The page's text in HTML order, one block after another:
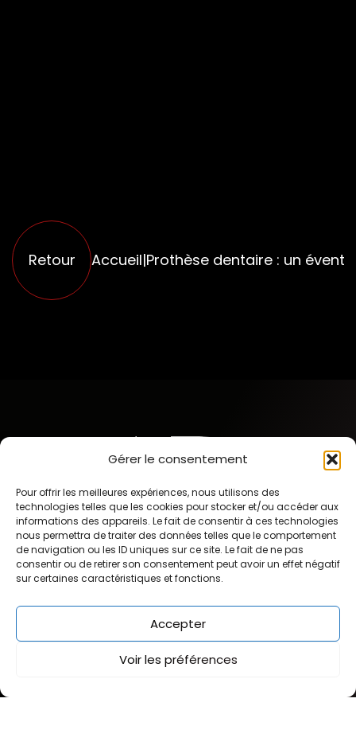
Gérer le consentement
Pour offrir les meilleures expériences, nous utilisons des
technologies telles que les cookies pour stocker et/ou accéder aux
informations des appareils. Le fait de consentir à ces technologies
nous permettra de traiter des données telles que le comportement
de navigation ou les ID uniques sur ce site. Le fait de ne pas
consentir ou de retirer son consentement peut avoir un effet négatif
sur certaines caractéristiques et fonctions.
Accepter
Voir les préférences
Retour Accueil|Prothèse dentaire : un
Pathologies
Nos conseils
Quand consulter